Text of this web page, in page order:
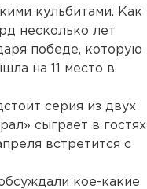
кульбитами. Как
несколько лет
победе, которую
на 11 место в
серия из двух
сыграет в гостях
встретится с
кое-какие